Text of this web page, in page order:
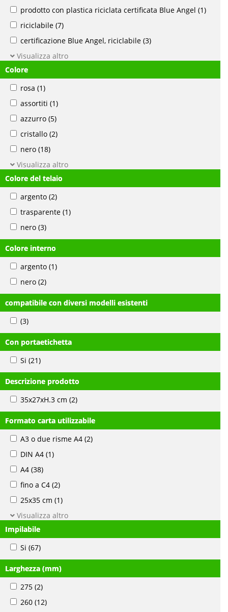
prodotto con plastica riciclata certificata Blue Angel (1)
riciclabile (7)
certificazione Blue Angel, riciclabile (3)
Visualizza altro
Colore
rosa (1)
assortiti (1)
azzurro (5)
cristallo (2)
nero (18)
Visualizza altro
Colore del telaio
argento (2)
trasparente (1)
nero (3)
Colore interno
argento (1)
nero (2)
compatibile con diversi modelli esistenti
(3)
Con portaetichetta
Si (21)
Descrizione prodotto
35x27xH.3 cm (2)
Formato carta utilizzabile
A3 o due risme A4 (2)
DIN A4 (1)
A4 (38)
fino a C4 (2)
25x35 cm (1)
Visualizza altro
Impilabile
Si (67)
Larghezza (mm)
275 (2)
260 (12)